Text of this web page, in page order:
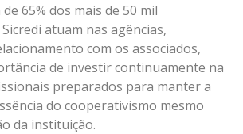
65% dos mais de 50 mil
atuam nas agências,
com os associados,
de investir continuamente na
preparados para manter a
do cooperativismo mesmo
da instituição.